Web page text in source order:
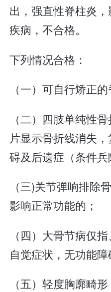
出，强直性脊柱炎
疾病，不合格。
下列情况合格：
（一）可自行矫正
（二）四肢单纯性
片显示骨折线消失
碍及后遗症（条件兵
（三)关节弹响排除
影响正常功能的；
（四）大骨节病仅
自觉症状，无功能
（五）轻度胸廓畸